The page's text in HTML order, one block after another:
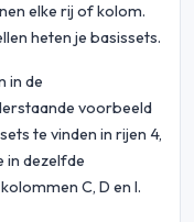
elke rij of kolom.
heten je basissets.
in de
voorbeeld
te vinden in rijen 4,
in dezelfde
C, D en I.